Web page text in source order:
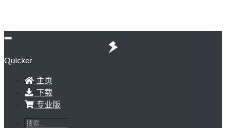
Quicker
主页
下载
专业版